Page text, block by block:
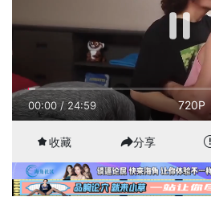
00:01/24:59 720P
收藏 分享